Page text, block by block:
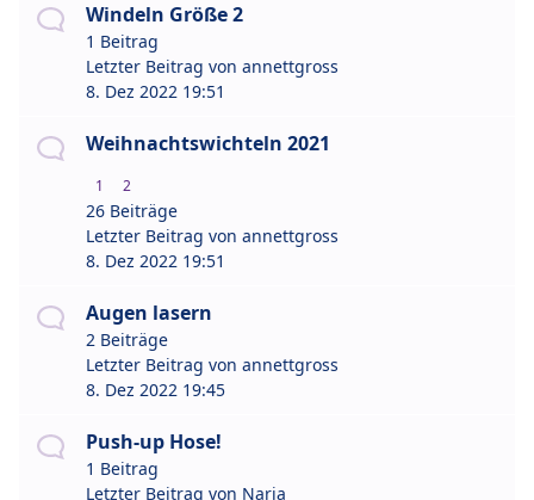
Windeln Größe 2
1 Beitrag
Letzter Beitrag von annettgross
8. Dez 2022 19:51
Weihnachtswichteln 2021
1 2
26 Beiträge
Letzter Beitrag von annettgross
8. Dez 2022 19:51
Augen lasern
2 Beiträge
Letzter Beitrag von annettgross
8. Dez 2022 19:45
Push-up Hose!
1 Beitrag
Letzter Beitrag von Naria